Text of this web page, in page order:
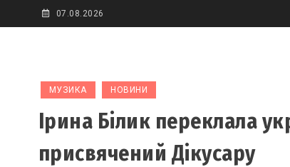
to
07.08.2026
МУЗИКА НОВИНИ
Ірина Білик переклала
присвячений Дікусару